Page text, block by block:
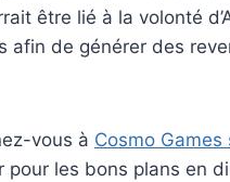
être lié à la volonté
afin de générer des
vous à Cosmo
pour les bons plans en